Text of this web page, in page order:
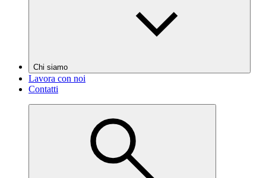
Chi siamo
Lavora con noi
Contatti